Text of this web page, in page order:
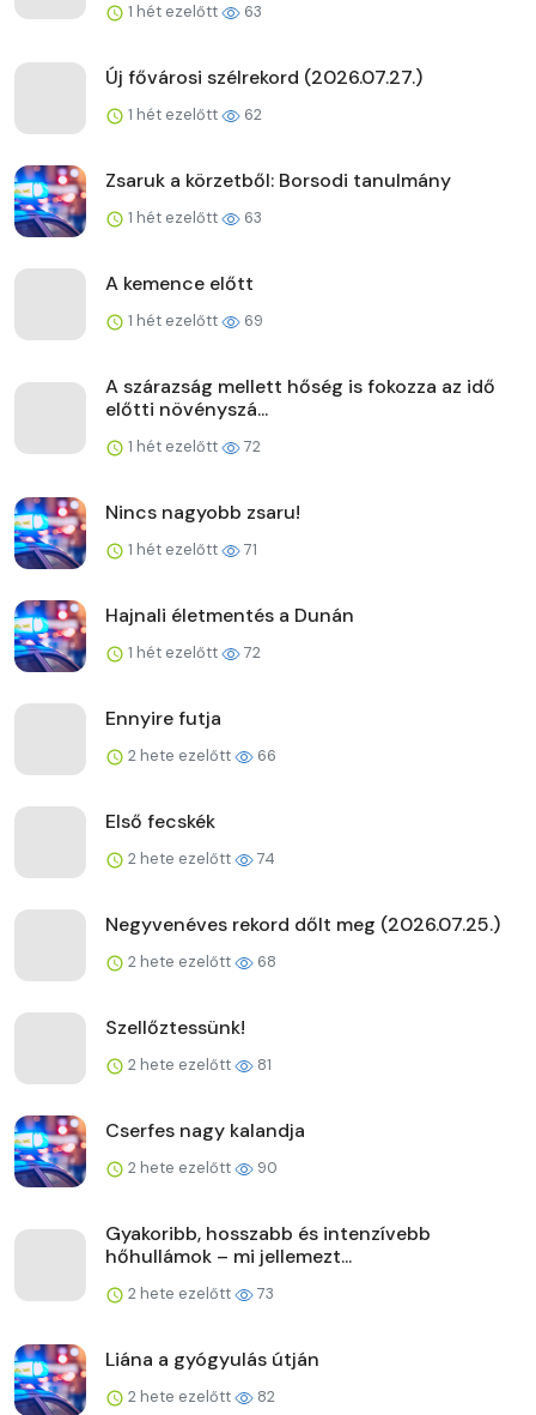
1 hét ezelőtt 63
Új fővárosi szélrekord (2026.07.27.)
1 hét ezelőtt 62
Zsaruk a körzetből: Borsodi tanulmány
1 hét ezelőtt 63
A kemence előtt
1 hét ezelőtt 69
A szárazság mellett hőség is fokozza az idő
előtti növényszá...
1 hét ezelőtt 72
Nincs nagyobb zsaru!
1 hét ezelőtt 71
Hajnali életmentés a Dunán
1 hét ezelőtt 72
Ennyire futja
2 hete ezelőtt 66
Első fecskék
2 hete ezelőtt 74
Negyvenéves rekord dőlt meg (2026.07.25.)
2 hete ezelőtt 68
Szellőztessünk!
2 hete ezelőtt 81
Cserfes nagy kalandja
2 hete ezelőtt 90
Gyakoribb, hosszabb és intenzívebb
hőhullámok – mi jellemezt...
2 hete ezelőtt 73
Liána a gyógyulás útján
2 hete ezelőtt 82